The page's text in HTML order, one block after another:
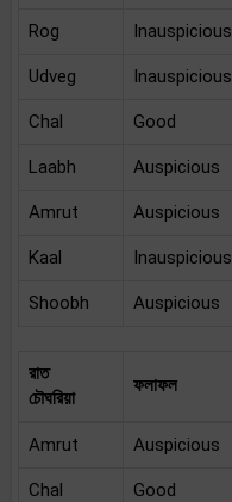
Rog Inauspicious
Udveg Inauspicious
Chal Good
Laabh Auspicious
Amrut Auspicious
Kaal Inauspicious
Shoobh Auspicious
রাত
চৌঘরিয়া
ফলাফল
Amrut Auspicious
Chal Good